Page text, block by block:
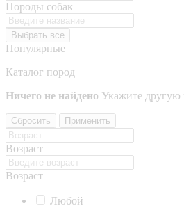
Породы собак
Выбрать все
Популярные
Каталог пород
Ничего не найдено Укажите другую
Сбросить Применить
Возраст
Возраст
Любой